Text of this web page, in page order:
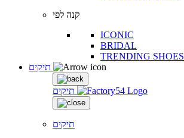
קנה לפי
ICONIC
BRIDAL
TRENDING SHOES
תיקים
תיקים